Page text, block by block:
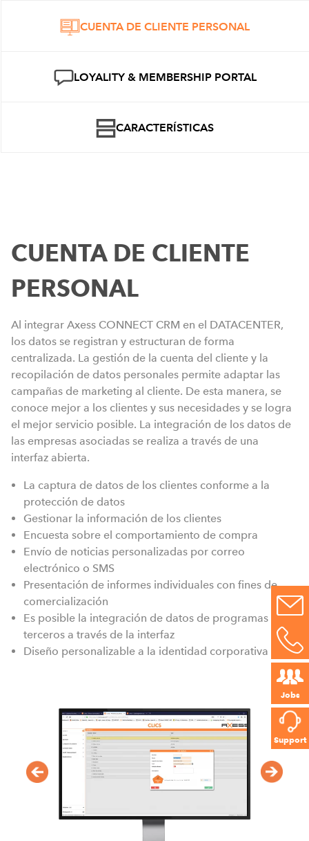
Jobs
Support
CUENTA DE CLIENTE PERSONAL
LOYALITY & MEMBERSHIP PORTAL
CARACTERÍSTICAS
CUENTA DE CLIENTE
PERSONAL
Al integrar Axess CONNECT CRM en el DATACENTER,
los datos se registran y estructuran de forma
centralizada. La gestión de la cuenta del cliente y la
recopilación de datos personales permite adaptar las
campañas de marketing al cliente. De esta manera, se
conoce mejor a los clientes y sus necesidades y se logra
el mejor servicio posible. La integración de los datos de
las empresas asociadas se realiza a través de una
interfaz abierta.
La captura de datos de los clientes conforme a la
protección de datos
Gestionar la información de los clientes
Encuesta sobre el comportamiento de compra
Envío de noticias personalizadas por correo
electrónico o SMS
Presentación de informes individuales con fines de
comercialización
Es posible la integración de datos de programas de
terceros a través de la interfaz
Diseño personalizable a la identidad corporativa